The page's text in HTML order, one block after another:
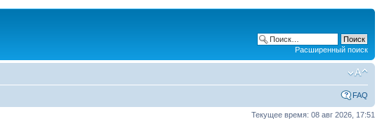
Расширенный поиск
FAQ
Текущее время: 08 авг 2026, 17:51